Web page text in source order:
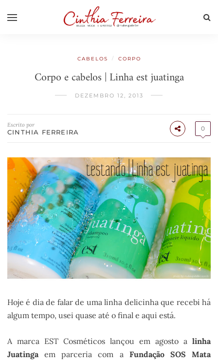
CABELOS / CORPO
Corpo e cabelos | Linha est juatinga
DEZEMBRO 12, 2013
Escrito por
CINTHIA FERREIRA 0
Hoje é dia de falar de uma linha delicinha que recebi há
algum tempo, usei quase até o final e aqui está.
A marca EST Cosméticos lançou em agosto a linha
Juatingaem parceria com a Fundação SOS Mata